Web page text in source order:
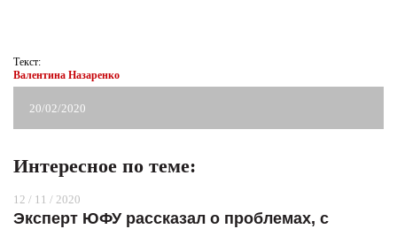
Текст:
Валентина Назаренко
20/02/2020
Интересное по теме:
12 / 11 / 2020
Эксперт ЮФУ рассказал о проблемах, с
защиты информации*